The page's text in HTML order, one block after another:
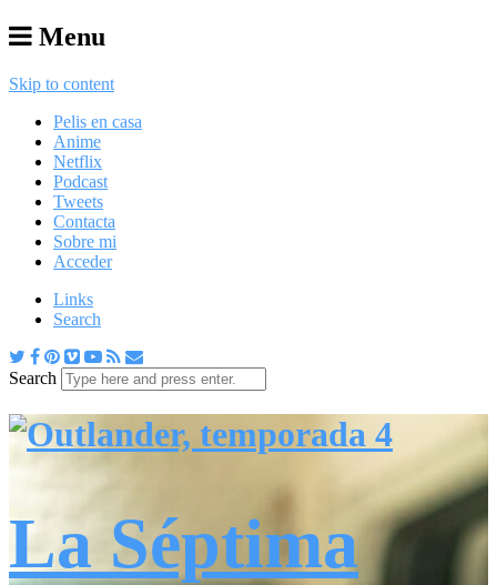
Menu
Skip to content
Pelis en casa
Anime
Netflix
Podcast
Tweets
Contacta
Sobre mi
Acceder
Links
Search
Search
La Séptima